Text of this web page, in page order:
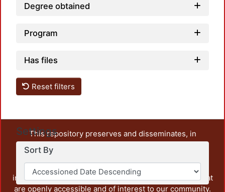
Degree obtained
Program
Has files
Reset filters
Settings
Sort By
This repository preserves and disseminates, in
unrestricted open access, the teaching and research
output of UAM Azcapotzalco. It also includes some
administrative and graphic documents from the
institution, as well as content from other institutions that
are openly accessible and of interest to our community.